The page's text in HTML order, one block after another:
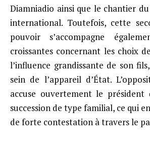
Diamniadio ainsi que le chantier
international. Toutefois, cette
pouvoir s’accompagne
croissantes concernant les choix
l’influence grandissante de son
sein de l’appareil d’État.
accuse ouvertement le président
succession de type familial, ce qui
de forte contestation à travers le